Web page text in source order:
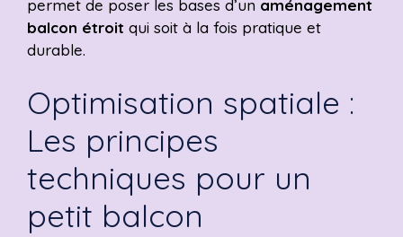
permet de poser les bases d’un aménagement
balcon étroit qui soit à la fois pratique et
durable.
Optimisation spatiale :
Les principes
techniques pour un
petit balcon